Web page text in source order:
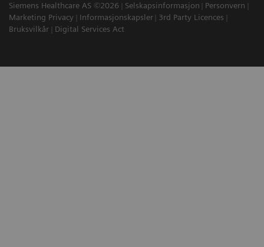
Siemens Healthcare AS ©2026 Selskapsinformasjon
Personvern
Marketing Privacy
Informasjonskapsler
3rd Party Licences
Bruksvilkår
Digital Services Act